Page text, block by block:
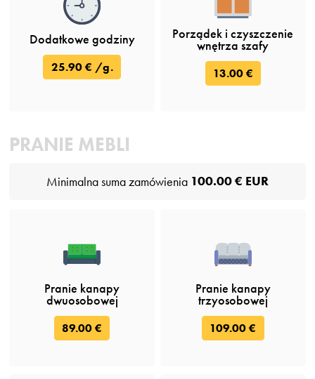
Dodatkowe godziny
25.90 € /g.
Porządek i czyszczenie
wnętrza szafy
13.00 €
PRANIE MEBLI
Minimalna suma zamówienia 100.00 € EUR
Pranie kanapy
dwuosobowej
89.00 €
Pranie kanapy
trzyosobowej
109.00 €